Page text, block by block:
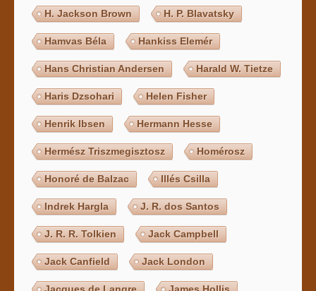
H. Jackson Brown H. P. Blavatsky
Hamvas Béla Hankiss Elemér
Hans Christian Andersen Harald W. Tietze
Haris Dzsohari Helen Fisher
Henrik Ibsen Hermann Hesse
Hermész Triszmegisztosz Homérosz
Honoré de Balzac Illés Csilla
Indrek Hargla J. R. dos Santos
J. R. R. Tolkien Jack Campbell
Jack Canfield Jack London